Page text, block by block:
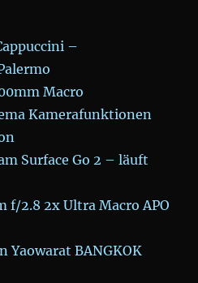
–
Macro
Kamerafunktionen
Surface Go 2 – läuft
f/2.8 2x Ultra Macro APO
Yaowarat BANGKOK